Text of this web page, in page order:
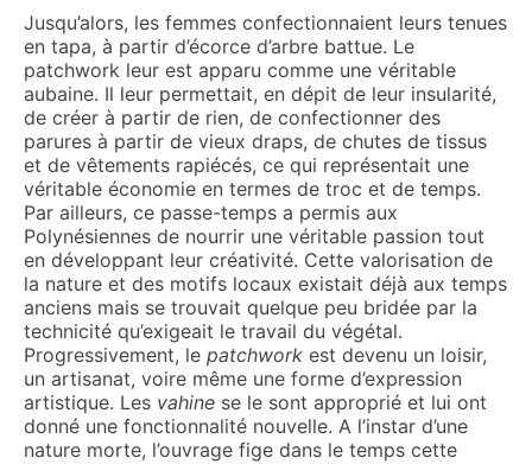
Jusqu’alors, les femmes confectionnaient leurs tenues
en tapa, à partir d’écorce d’arbre battue. Le
patchwork leur est apparu comme une véritable
aubaine. Il leur permettait, en dépit de leur insularité,
de créer à partir de rien, de confectionner des
parures à partir de vieux draps, de chutes de tissus
et de vêtements rapiécés, ce qui représentait une
véritable économie en termes de troc et de temps.
Par ailleurs, ce passe-temps a permis aux
Polynésiennes de nourrir une véritable passion tout
en développant leur créativité. Cette valorisation de
la nature et des motifs locaux existait déjà aux temps
anciens mais se trouvait quelque peu bridée par la
technicité qu’exigeait le travail du végétal.
Progressivement, le patchwork est devenu un loisir,
un artisanat, voire même une forme d’expression
artistique. Les vahine se le sont approprié et lui ont
donné une fonctionnalité nouvelle. A l’instar d’une
nature morte, l’ouvrage fige dans le temps cette